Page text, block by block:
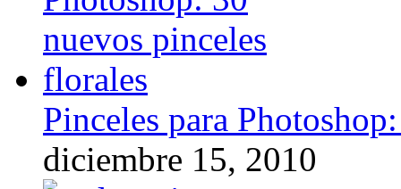
Pinceles para
diciembre 15, 2010